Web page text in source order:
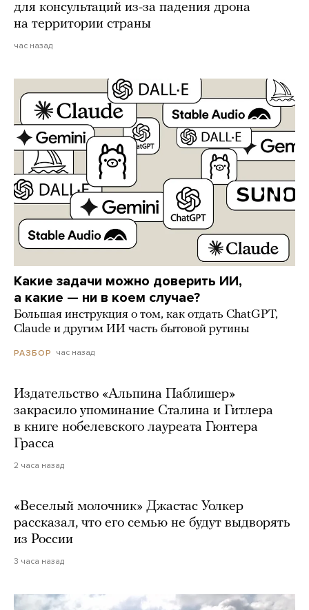
для консультаций из-за падения дрона
на территории страны
час назад
Какие задачи можно доверить ИИ,
а какие — ни в коем случае?
Большая инструкция о том, как отдать ChatGPT,
Claude и другим ИИ часть бытовой рутины
РАЗБОР час назад
Издательство «Альпина Паблишер»
закрасило упоминание Сталина и Гитлера
в книге нобелевского лауреата Гюнтера
Грасса
2 часа назад
«Веселый молочник» Джастас Уолкер
рассказал, что его семью не будут выдворять
из России
3 часа назад